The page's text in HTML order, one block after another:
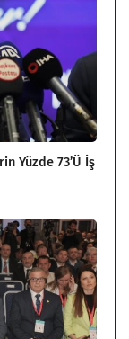
Yüzde 73’ü İş